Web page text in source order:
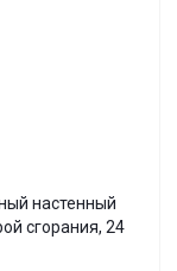
настенный
сгорания, 24